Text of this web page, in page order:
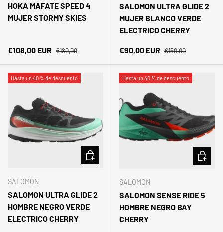
HOKA MAFATE SPEED 4
MUJER STORMY SKIES
Precio de venta
€108,00 EUR Precio normal
€180,00
SALOMON ULTRA GLIDE 2
MUJER BLANCO VERDE
ELECTRICO CHERRY
Precio de venta
€90,00 EUR Precio normal
€150,00
Hasta un 40 % de descuento
SALOMON
SALOMON ULTRA GLIDE 2
HOMBRE NEGRO VERDE
ELECTRICO CHERRY
ELEGIR OPCIONES
Hasta un 40 % de descuento
SALOMON
SALOMON SENSE RIDE 5
HOMBRE NEGRO BAY
CHERRY
ELEGIR